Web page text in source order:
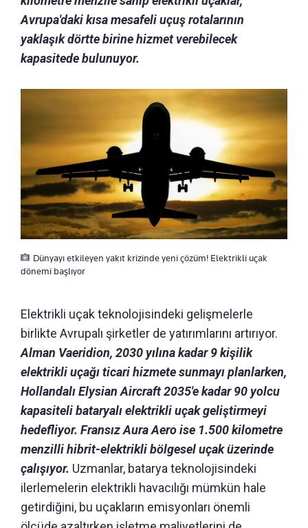
Avrupa'daki kısa mesafeli uçuş rotalarının
yaklaşık dörtte birine hizmet verebilecek
kapasitede bulunuyor.
Dünyayı etkileyen yakıt krizinde yeni çözüm! Elektrikli uçak
dönemi başlıyor
Elektrikli uçak teknolojisindeki gelişmelerle
birlikte Avrupalı şirketler de yatırımlarını artırıyor.
Alman Vaeridion, 2030 yılına kadar 9 kişilik
elektrikli uçağı ticari hizmete sunmayı planlarken,
Hollandalı Elysian Aircraft 2035'e kadar 90 yolcu
kapasiteli bataryalı elektrikli uçak geliştirmeyi
hedefliyor. Fransız Aura Aero ise 1.500 kilometre
menzilli hibrit-elektrikli bölgesel uçak üzerinde
çalışıyor. Uzmanlar, batarya teknolojisindeki
ilerlemelerin elektrikli havacılığı mümkün hale
getirdiğini, bu uçakların emisyonları önemli